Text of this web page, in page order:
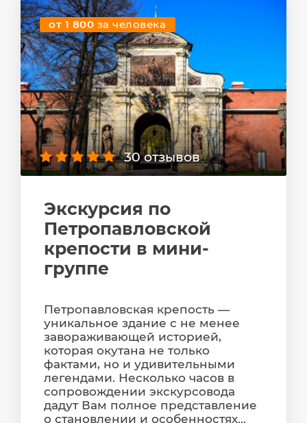
от 1 800 за человека
30 отзывов
Экскурсия по
Петропавловской
крепости в мини-
группе
Петропавловская крепость —
уникальное здание с не менее
завораживающей историей,
которая окутана не только
фактами, но и удивительными
легендами. Несколько часов в
сопровождении экскурсовода
дадут Вам полное представление
о становлении и особенностях...